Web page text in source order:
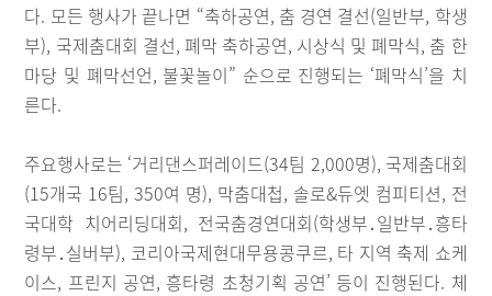
다. 모든 행사가 끝나면 “축하공연, 춤 경연 결선(일반부, 학생
부), 국제춤대회 결선, 폐막 축하공연, 시상식 및 폐막식, 춤 한
마당 및 폐막선언, 불꽃놀이” 순으로 진행되는 ‘폐막식’을 치
른다.
주요행사로는 ‘거리댄스퍼레이드(34팀 2,000명), 국제춤대회
(15개국 16팀, 350여 명), 막춤대첩, 솔로&듀엣 컴피티션, 전
국대학 치어리딩대회, 전국춤경연대회(학생부․일반부․흥타
령부․실버부), 코리아국제현대무용콩쿠르, 타 지역 축제 쇼케
이스, 프린지 공연, 흥타령 초청기획 공연’ 등이 진행된다. 체